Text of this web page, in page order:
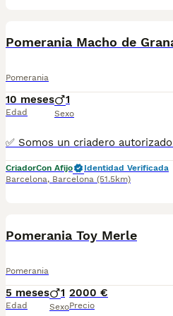
Pomerania
10 meses
Edad
1
Sexo
CriadorCon Afijo
Identidad Verificada
Barcelona, Barcelona (51.5km)
Pomerania Toy Merle
Pomerania
5 meses
Edad
1
Sexo
2000 €
Precio